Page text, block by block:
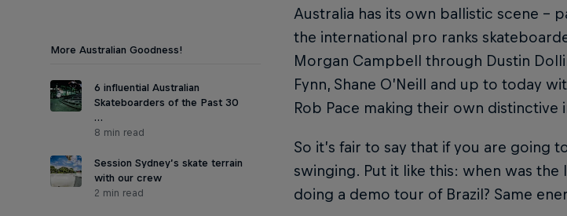
Australia has its own ballistic scene –
the international pro ranks
Morgan Campbell through Dustin
Fynn, Shane O’Neill and up to today
Rob Pace making their own
More Australian Goodness!
6 influential Australian
Skateboarders of the Past 30
…
8 min read
Session Sydney’s skate terrain
with our crew
2 min read
So it’s fair to say that if you are going
swinging. Put it like this: when was
doing a demo tour of Brazil? Same